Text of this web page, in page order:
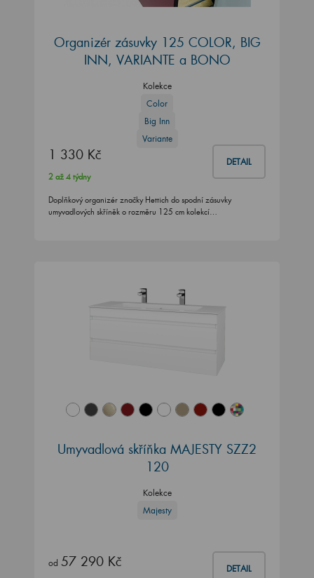
Organizér zásuvky 125 COLOR, BIG
INN, VARIANTE a BONO
Kolekce
Color
Big Inn
Variante
1 330 Kč DETAIL
2 až 4 týdny
Doplňkový organizér značky Hettich do spodní zásuvky
umyvadlových skříněk o rozměru 125 cm kolekcí…
Umyvadlová skříňka MAJESTY SZZ2
120
Kolekce
Majesty
od 57 290 Kč DETAIL